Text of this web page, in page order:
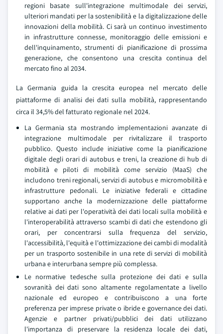
regioni basate sull'integrazione multimodale dei servizi,
ulteriori mandati per la sostenibilità e la digitalizzazione delle
innovazioni della mobilità. Ci sarà un continuo investimento
in infrastrutture connesse, monitoraggio delle emissioni e
dell'inquinamento, strumenti di pianificazione di prossima
generazione, che consentono una crescita continua del
mercato fino al 2034.
La Germania guida la crescita europea nel mercato delle
piattaforme di analisi dei dati sulla mobilità, rappresentando
circa il 34,5% del fatturato regionale nel 2024.
La Germania sta mostrando implementazioni avanzate di
integrazione multimodale per rivitalizzare il trasporto
pubblico. Questo include iniziative come la pianificazione
digitale degli orari di autobus e treni, la creazione di hub di
mobilità e piloti di mobilità come servizio (MaaS) che
includono treni regionali, servizi di autobus e micromobilità e
infrastrutture pedonali. Le iniziative federali e cittadine
supportano anche la modernizzazione delle piattaforme
relative ai dati per l'operatività dei dati locali sulla mobilità e
l'interoperabilità attraverso scambi di dati che estendono gli
orari, per concentrarsi sulla frequenza del servizio,
l'accessibilità, l'equità e l'ottimizzazione dei cambi di modalità
per un trasporto sostenibile in una rete di servizi di mobilità
urbana e interurbana sempre più complessa.
Le normative tedesche sulla protezione dei dati e sulla
sovranità dei dati sono altamente regolamentate a livello
nazionale ed europeo e contribuiscono a una forte
preferenza per imprese private o ibride e governance dei dati.
Agenzie e partner privati/pubblici dei dati utilizzano
l'importanza di preservare la residenza locale dei dati,